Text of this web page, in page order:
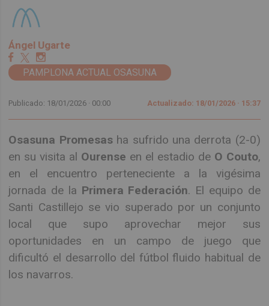
Ángel Ugarte
PAMPLONA ACTUAL OSASUNA
Publicado: 18/01/2026 · 00:00 Actualizado: 18/01/2026 · 15:37
Osasuna Promesasha sufrido una derrota (2-0)
en su visita al Ourense en el estadio de O Couto,
en el encuentro perteneciente a la vigésima
jornada de la Primera Federación. El equipo de
Santi Castillejo se vio superado por un conjunto
local que supo aprovechar mejor sus
oportunidades en un campo de juego que
dificultó el desarrollo del fútbol fluido habitual de
los navarros.